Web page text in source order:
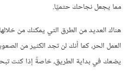
مما يجعل نجاحك حتميًا.
هناك العديد من الطرق التي يمكنك من
العمل الحر، كما أنك لن تجد الكثير من
يضعك في بداية الطريق، خاصةً إذا كنت